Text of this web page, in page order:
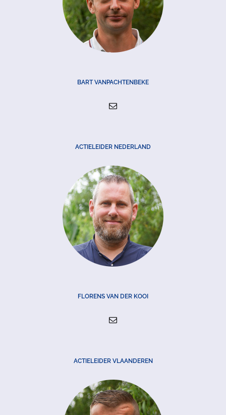
BART VANPACHTENBEKE
ACTIELEIDER NEDERLAND
FLORENS VAN DER KOOI
ACTIELEIDER VLAANDEREN